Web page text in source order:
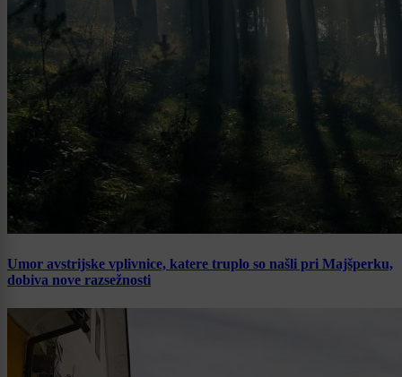
Umor avstrijske vplivnice, katere truplo so našli pri Majšperku,
dobiva nove razsežnosti